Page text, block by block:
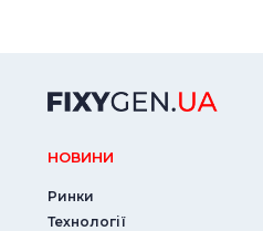
НОВИНИ
Ринки
Технології